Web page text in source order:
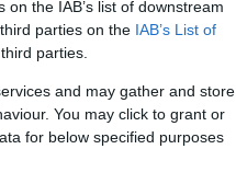
the IAB’s list of downstream
parties on the IAB’s List of
parties.
and may gather and store
You may click to grant or
for below specified purposes
στον